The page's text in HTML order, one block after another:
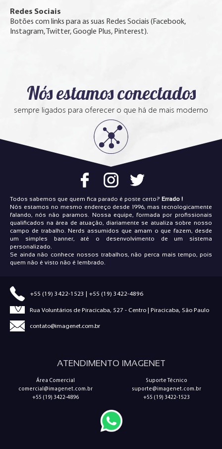
Redes Sociais
Botões com links para as suas Redes Sociais (Facebook,
Instagram, Twitter, Google Plus, Pinterest).
Nós estamos conectados
sempre ligados para oferecer o que há de mais moderno
Todos sabemos que quem fica parado é poste certo? Errado !
Nós estamos no mesmo endereço desde 1996, mas tecnologicamente
falando, nós não paramos. Nossa equipe, formada por profissionais
qualificados na área de atuação, diariamente se atualiza sobre nosso
campo de trabalho. Nerds assumidos que amam o que fazem, desde
um simples banner, até o desenvolvimento de um sistema
personalizado.
Se ainda não conhece nossos trabalhos, não perca mais tempo, pois
quem não é visto não é lembrado.
+55 (19) 3422-1523 | +55 (19) 3422-4896
Rua Voluntários de Piracicaba, 527 - Centro | Piracicaba, São Paulo
contato@imagenet.com.br
ATENDIMENTO IMAGENET
Área Comercial
comercial@imagenet.com.br
+55 (19) 3422-4896
Suporte Técnico
suporte@imagenet.com.br
+55 (19) 3422-1523